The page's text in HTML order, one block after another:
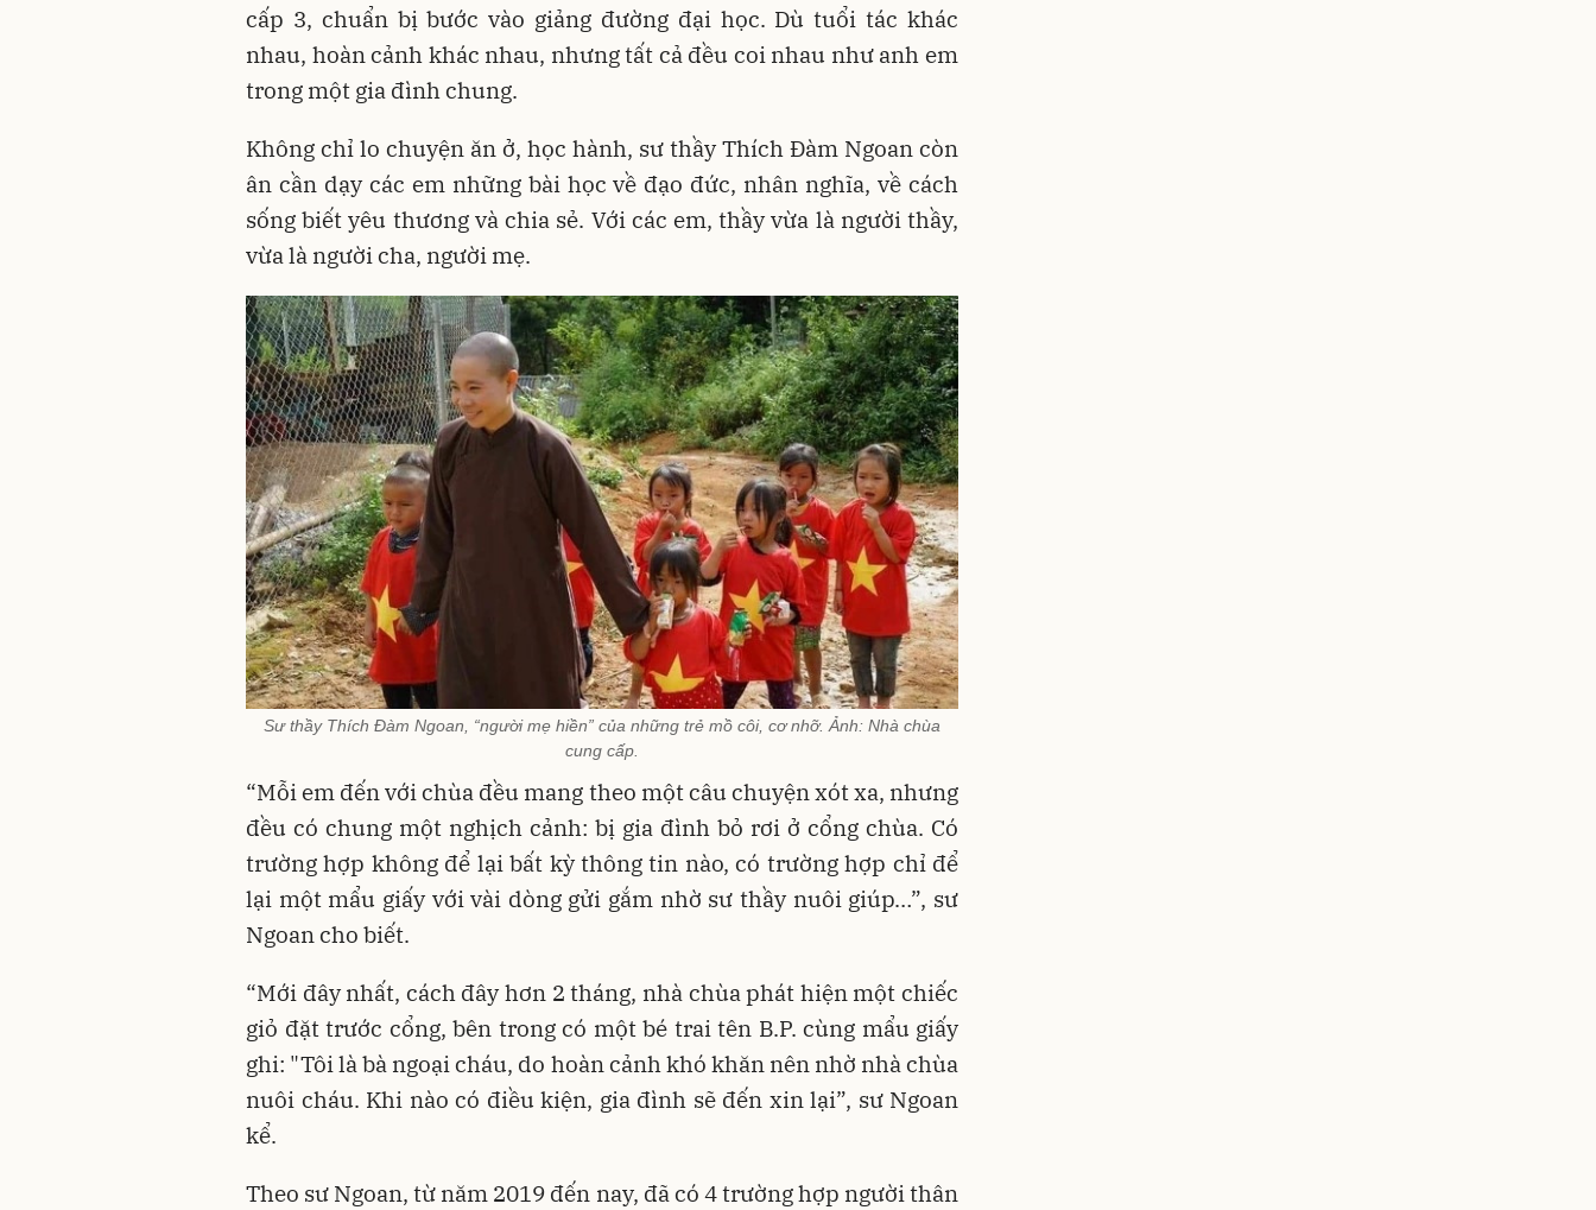
cấp 3, chuẩn bị bước vào giảng đường đại học. Dù tuổi tác khác
nhau, hoàn cảnh khác nhau, nhưng tất cả đều coi nhau như anh em
trong một gia đình chung.
Không chỉ lo chuyện ăn ở, học hành, sư thầy Thích Đàm Ngoan còn
ân cần dạy các em những bài học về đạo đức, nhân nghĩa, về cách
sống biết yêu thương và chia sẻ. Với các em, thầy vừa là người thầy,
vừa là người cha, người mẹ.
Sư thầy Thích Đàm Ngoan, “người mẹ hiền” của những trẻ mồ côi, cơ nhỡ. Ảnh: Nhà chùa
cung cấp.
“Mỗi em đến với chùa đều mang theo một câu chuyện xót xa, nhưng
đều có chung một nghịch cảnh: bị gia đình bỏ rơi ở cổng chùa. Có
trường hợp không để lại bất kỳ thông tin nào, có trường hợp chỉ để
lại một mẩu giấy với vài dòng gửi gắm nhờ sư thầy nuôi giúp…”, sư
Ngoan cho biết.
“Mới đây nhất, cách đây hơn 2 tháng, nhà chùa phát hiện một chiếc
giỏ đặt trước cổng, bên trong có một bé trai tên B.P. cùng mẩu giấy
ghi: "Tôi là bà ngoại cháu, do hoàn cảnh khó khăn nên nhờ nhà chùa
nuôi cháu. Khi nào có điều kiện, gia đình sẽ đến xin lại”, sư Ngoan
kể.
Theo sư Ngoan, từ năm 2019 đến nay, đã có 4 trường hợp người thân